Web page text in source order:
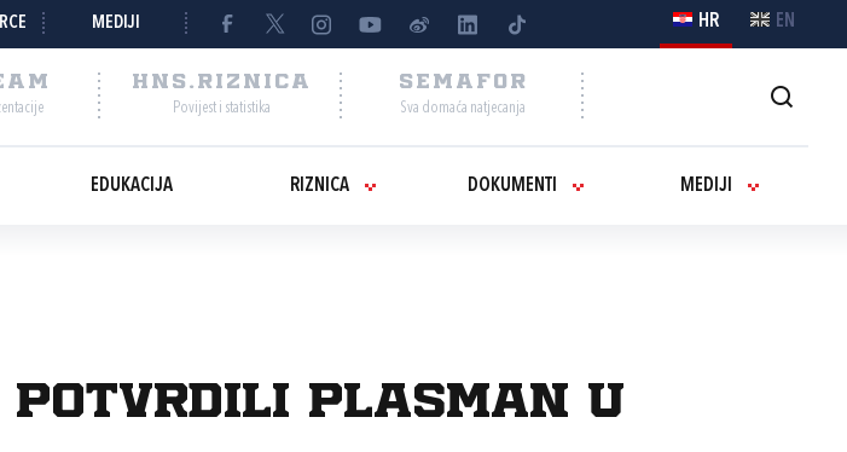
MEDIJI HR EN
HNS.RIZNICA
Povijest i statistika
SEMAFOR
Sva domaća natjecanja
EDUKACIJA RIZNICA DOKUMENTI MEDIJI
potvrdili plasman u